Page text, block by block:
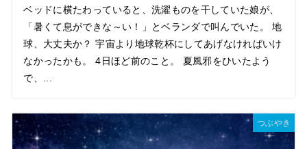
ベッドに横たわっていると、洗濯ものを干していた娘が、
「暑くて息ができな～い！」とベランダで叫んでいた。 地
球、大丈夫か？ 宇宙より地球乾杯にしてあげなければいけ
なかったかも。 4日ほど前のこと。 夏風邪をひいたよう
で、...
つぶやき